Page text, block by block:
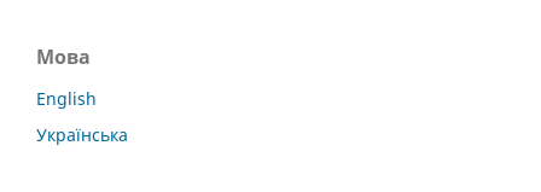
Мова
English
Українська